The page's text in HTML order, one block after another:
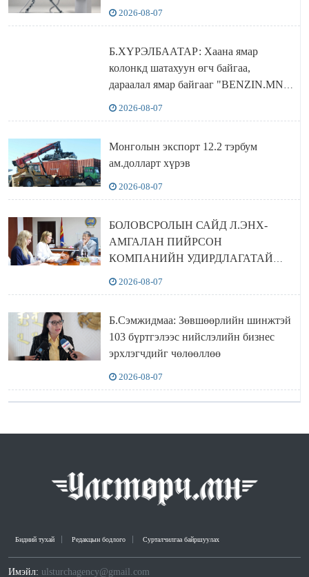
2026-08-07
Б.ХҮРЭЛБААТАР: Хаана ямар
колонкд шатахуун өгч байгаа,
дараалал ямар байгааг "BENZIN.MN”
2026-08-07
Монголын экспорт 12.2 тэрбум
ам.долларт хүрэв
2026-08-07
БОЛОВСРОЛЫН САЙД Л.ЭНХ-
АМГАЛАН ПИЙРСОН
КОМПАНИЙН УДИРДЛАГАТАЙ
2026-08-07
Б.Сэмжидмаа: Зөвшөөрлийн шинжтэй
103 бүртгэлээс нийслэлийн бизнес
эрхлэгчдийг чөлөөллөө
2026-08-07
Бидний тухай Редакцын бодлого Сурталчилгаа байршуулах
Имэйл: ulsturchagency@gmail.com